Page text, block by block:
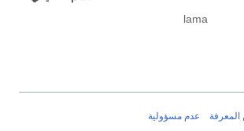
lama
عدم مسؤولية